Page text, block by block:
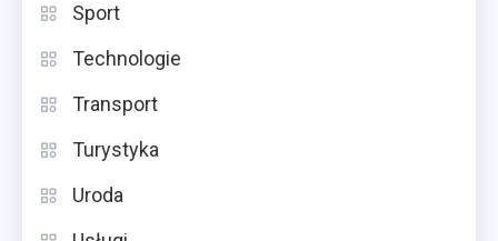
Sport
Technologie
Transport
Turystyka
Uroda